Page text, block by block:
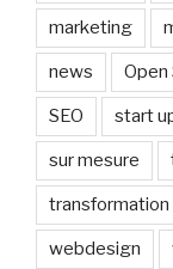
marketing
news Open
SEO start
sur mesure
transformation
webdesign